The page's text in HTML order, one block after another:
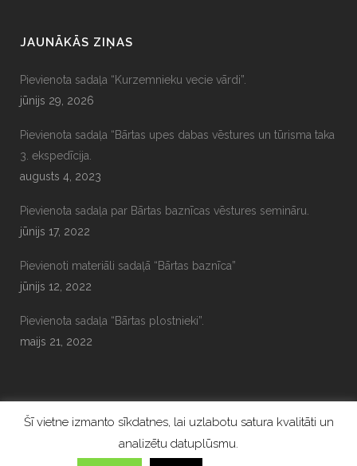
JAUNĀKĀS ZIŅAS
Pievienota sadaļa “Kurzemnieku vecie vārdi”.
jūnijs 29, 2026
Pievienota sadaļa “Bārtas upes dabas vēstures un tūrisma taka
3. ekspedīcija.
augusts 4, 2023
Pievienota sadaļa par Bārtas baznīcas vēstures semināru.
jūnijs 17, 2022
Pievienoti materiāli sadaļā “Bārtas baznīca”
jūnijs 12, 2022
Pievienota sadaļa “Bārtas plostnieki”.
maijs 21, 2022
Šī vietne izmanto sīkdatnes, lai uzlabotu satura kvalitāti un
analizētu datuplūsmu.